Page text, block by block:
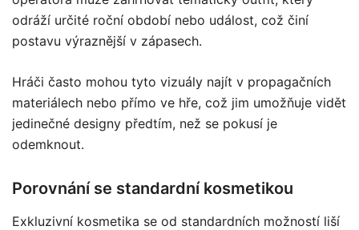
odráží určité roční období nebo událost, což činí
postavu výraznější v zápasech.
Hráči často mohou tyto vizuály najít v propagačních
materiálech nebo přímo ve hře, což jim umožňuje vidět
jedinečné designy předtím, než se pokusí je
odemknout.
Porovnání se standardní kosmetikou
Exkluzivní kosmetika se od standardních možností liší